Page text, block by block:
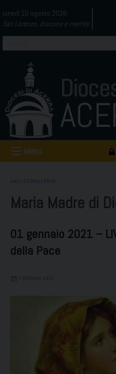
to
content
lunedì 10 agosto 2026
San Lorenzo, diacono e martire
Menu
OMELIEDONALFONSO
Maria Madre di
01 gennaio 2021 –
della Pace
1 GENNAIO 2021